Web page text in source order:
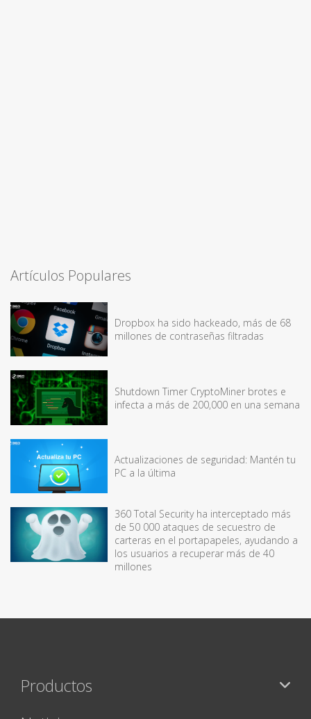
Artículos Populares
Dropbox ha sido hackeado, más de 68
millones de contraseñas filtradas
Shutdown Timer CryptoMiner brotes e
infecta a más de 200,000 en una semana
Actualizaciones de seguridad: Mantén tu
PC a la última
360 Total Security ha interceptado más
de 50 000 ataques de secuestro de
carteras en el portapapeles, ayudando a
los usuarios a recuperar más de 40
millones
Productos